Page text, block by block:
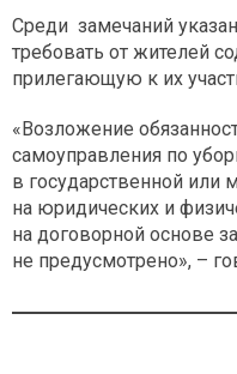
Среди замечаний
требовать от жителей
прилегающую к их
«Возложение
самоуправления по
в государственной или
на юридических и
на договорной основе
не предусмотрено», –